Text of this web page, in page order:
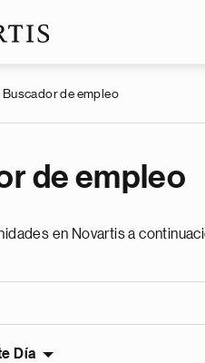
Buscador de empleo
de empleo
en Novartis a
Día